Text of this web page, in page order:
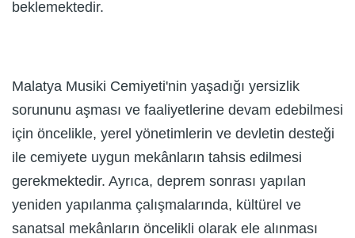
beklemektedir.
Malatya Musiki Cemiyeti'nin yaşadığı yersizlik
sorununu aşması ve faaliyetlerine devam edebilmesi
için öncelikle, yerel yönetimlerin ve devletin desteği
ile cemiyete uygun mekânların tahsis edilmesi
gerekmektedir. Ayrıca, deprem sonrası yapılan
yeniden yapılanma çalışmalarında, kültürel ve
sanatsal mekânların öncelikli olarak ele alınması